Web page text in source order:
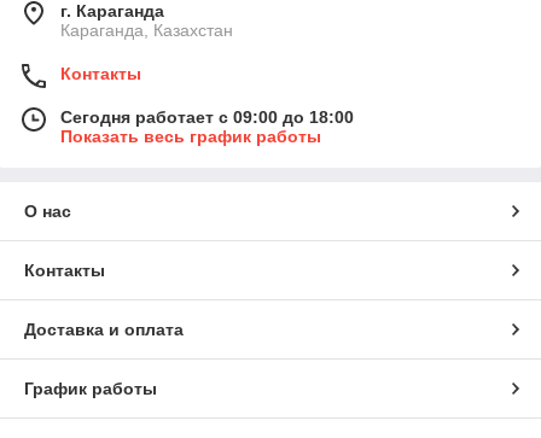
г. Караганда
Караганда, Казахстан
Контакты
Сегодня работает с 09:00 до 18:00
Показать весь график работы
О нас
Контакты
Доставка и оплата
График работы